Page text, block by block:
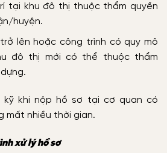
tại khu đô thị thuộc thẩm quyền
huyện.
lên hoặc công trình có quy mô
đô thị mới có thể thuộc thẩm
kỹ khi nộp hồ sơ tại cơ quan có
mất nhiều thời gian.
xử lý hồ sơ